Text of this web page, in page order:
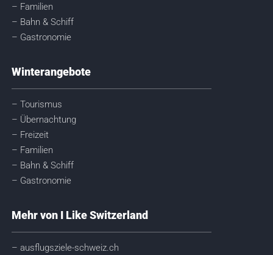
– Familien
– Bahn & Schiff
– Gastronomie
Winterangebote
– Tourismus
– Übernachtung
– Freizeit
– Familien
– Bahn & Schiff
– Gastronomie
Mehr von I Like Switzerland
– ausflugsziele-schweiz.ch